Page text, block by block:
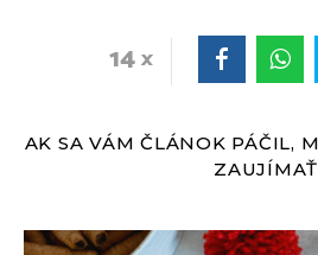
14
AK SA VÁM ČLÁNOK PÁČIL,
ZAUJÍMAŤ